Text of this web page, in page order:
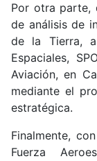
Por otra parte,
de análisis de
de la Tierra,
Espaciales,
Aviación, en
mediante el
estratégica.
Finalmente,
Fuerza